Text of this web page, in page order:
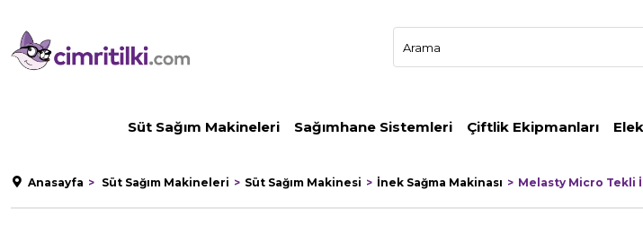
Süt Sağım Makineleri Sağımhane Sistemleri Çiftlik Ekipmanları
Anasayfa Süt Sağım Makineleri Süt Sağım Makinesi İnek Sağma Makinası Melasty Micro Tekli